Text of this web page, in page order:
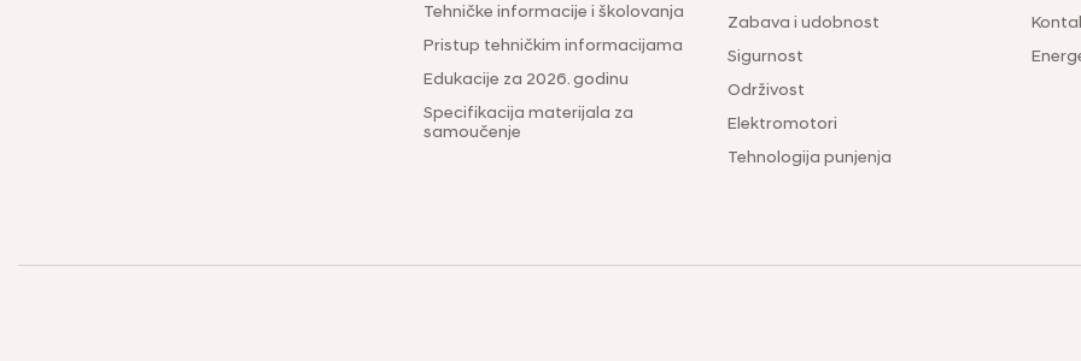
Tehničke informacije i školovanja
Pristup tehničkim informacijama
Edukacije za 2026. godinu
Specifikacija materijala za
samoučenje
Zabava i udobnost
Sigurnost
Održivost
Elektromotori
Tehnologija punjenja